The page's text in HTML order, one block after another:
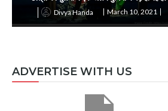
Divya Handa March 10, 2021
ADVERTISE WITH US